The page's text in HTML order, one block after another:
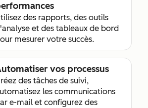
des rapports, des outils
et des tableaux de bord
mesurer votre succès.
vos processus
des tâches de suivi,
les communications
e-mail et configurez des